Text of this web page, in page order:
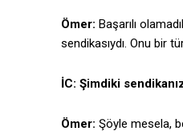
Ömer: Başarılı
sendikasıydı. Onu bir
İC: Şimdiki
Ömer: Şöyle mesela,